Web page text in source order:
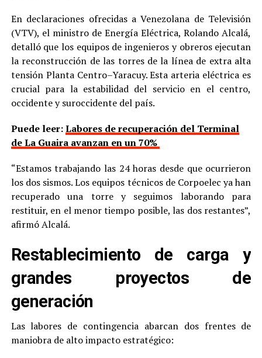
En declaraciones ofrecidas a Venezolana de Televisión
(VTV), el ministro de Energía Eléctrica, Rolando Alcalá,
detalló que los equipos de ingenieros y obreros ejecutan
la reconstrucción de las torres de la línea de extra alta
tensión Planta Centro–Yaracuy. Esta arteria eléctrica es
crucial para la estabilidad del servicio en el centro,
occidente y suroccidente del país.
Puede leer:Labores de recuperación del Terminal
de La Guaira avanzan en un 70%
“Estamos trabajando las 24 horas desde que ocurrieron
los dos sismos. Los equipos técnicos de Corpoelec ya han
recuperado una torre y seguimos laborando para
restituir, en el menor tiempo posible, las dos restantes”,
afirmó Alcalá.
Restablecimiento de carga y
grandes proyectos de
generación
Las labores de contingencia abarcan dos frentes de
maniobra de alto impacto estratégico: